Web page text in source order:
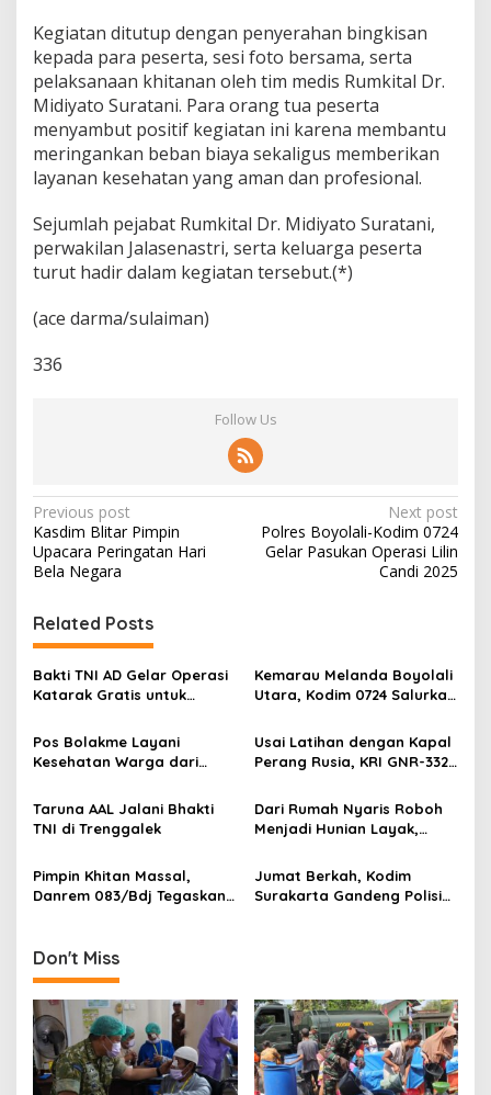
Kegiatan ditutup dengan penyerahan bingkisan
kepada para peserta, sesi foto bersama, serta
pelaksanaan khitanan oleh tim medis Rumkital Dr.
Midiyato Suratani. Para orang tua peserta
menyambut positif kegiatan ini karena membantu
meringankan beban biaya sekaligus memberikan
layanan kesehatan yang aman dan profesional.
Sejumlah pejabat Rumkital Dr. Midiyato Suratani,
perwakilan Jalasenastri, serta keluarga peserta
turut hadir dalam kegiatan tersebut.(*)
(ace darma/sulaiman)
336
Follow Us
P
o
s
t
n
a
v
i
g
t
o
Previous post
Kasdim Blitar Pimpin
Upacara Peringatan Hari
Bela Negara
Next post
Polres Boyolali-Kodim 0724
Gelar Pasukan Operasi Lilin
Candi 2025
Related Posts
Bakti TNI AD Gelar Operasi
Katarak Gratis untuk
Kemarau Melanda Boyolali
Utara, Kodim 0724 Salurkan
Pos Bolakme Layani
Kesehatan Warga dari
Pegunungan
Usai Latihan dengan Kapal
Perang Rusia, KRI GNR-332
Angkatan Laut Jepang
Taruna AAL Jalani Bhakti
TNI di Trenggalek
Dari Rumah Nyaris Roboh
Menjadi Hunian Layak,
Wujudkan Harapan Ibu Feri
Pimpin Khitan Massal,
Danrem 083/Bdj Tegaskan
Jumat Berkah, Kodim
Surakarta Gandeng Polisi
Don't Miss